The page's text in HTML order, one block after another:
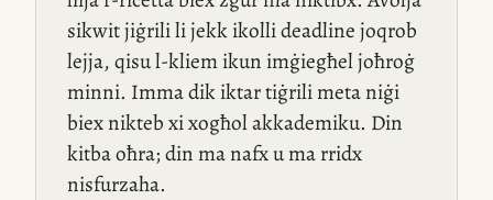
sikwit jiġrili li jekk ikolli deadline joqrob
lejja, qisul-kliemikun imġiegħel joħroġ
minni. Imma dik iktar tiġrili meta niġi
biex nikteb xi xogħol akkademiku. Din
kitba oħra; din ma nafx u ma rridx
nisfurzaha.